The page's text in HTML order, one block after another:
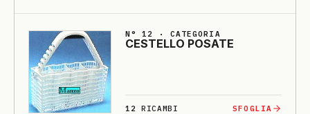
N° 12 · CATEGORIA
CESTELLO PO­SA­TE
12 RICAMBI SFOGLIA